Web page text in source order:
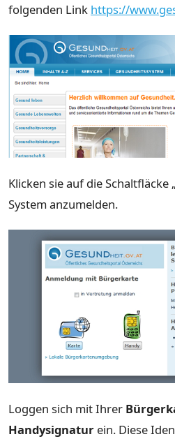
folgenden Link https://
Klicken sie auf die Schaltfläcke
System anzumelden.
Loggen sich mit Ihrer
Handysignatur ein. Diese